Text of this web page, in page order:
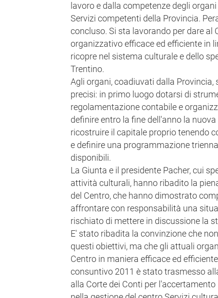
lavoro e dalla competenze degli
Servizi competenti della Provincia.
concluso. Si sta lavorando per dare al
organizzativo efficace ed efficiente in
ricopre nel sistema culturale e dello
Trentino.
Agli organi, coadiuvati dalla
precisi: in primo luogo dotarsi di
regolamentazione contabile e
definire entro la fine dell'anno la
ricostruire il capitale proprio tenendo
e definire una programmazione
disponibili.
La Giunta e il presidente Pacher, cui
attività culturali, hanno ribadito la
del Centro, che hanno dimostrato
affrontare con responsabilità una
rischiato di mettere in discussione la
E' stato ribadita la convinzione che
questi obiettivi, ma che gli attuali
Centro in maniera efficace ed
consuntivo 2011 è stato trasmesso
alla Corte dei Conti per